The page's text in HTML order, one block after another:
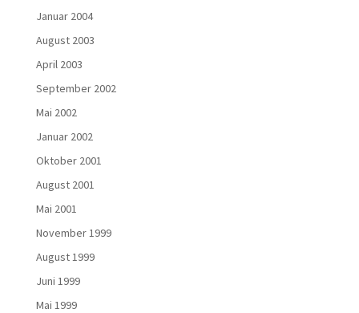
Januar 2004
August 2003
April 2003
September 2002
Mai 2002
Januar 2002
Oktober 2001
August 2001
Mai 2001
November 1999
August 1999
Juni 1999
Mai 1999